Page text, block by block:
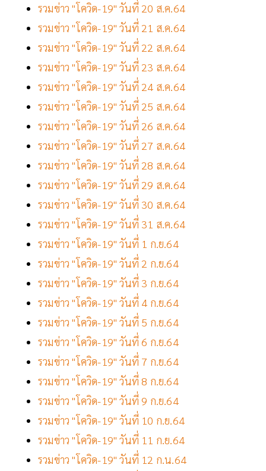
รวมข่าว "โควิด-19" วันที่ 20 ส.ค.64
รวมข่าว "โควิด-19" วันที่ 21 ส.ค.64
รวมข่าว "โควิด-19" วันที่ 22 ส.ค.64
รวมข่าว "โควิด-19" วันที่ 23 ส.ค.64
รวมข่าว "โควิด-19" วันที่ 24 ส.ค.64
รวมข่าว "โควิด-19" วันที่ 25 ส.ค.64
รวมข่าว "โควิด-19" วันที่ 26 ส.ค.64
รวมข่าว "โควิด-19" วันที่ 27 ส.ค.64
รวมข่าว "โควิด-19" วันที่ 28 ส.ค.64
รวมข่าว "โควิด-19" วันที่ 29 ส.ค.64
รวมข่าว "โควิด-19" วันที่ 30 ส.ค.64
รวมข่าว "โควิด-19" วันที่ 31 ส.ค.64
รวมข่าว "โควิด-19" วันที่ 1 ก.ย.64
รวมข่าว "โควิด-19" วันที่ 2 ก.ย.64
รวมข่าว "โควิด-19" วันที่ 3 ก.ย.64
รวมข่าว "โควิด-19" วันที่ 4 ก.ย.64
รวมข่าว "โควิด-19" วันที่ 5 ก.ย.64
รวมข่าว "โควิด-19" วันที่ 6 ก.ย.64
รวมข่าว "โควิด-19" วันที่ 7 ก.ย.64
รวมข่าว "โควิด-19" วันที่ 8 ก.ย.64
รวมข่าว "โควิด-19" วันที่ 9 ก.ย.64
รวมข่าว "โควิด-19" วันที่ 10 ก.ย.64
รวมข่าว "โควิด-19" วันที่ 11 ก.ย.64
รวมข่าว "โควิด-19" วันที่ 12 ก.น.64